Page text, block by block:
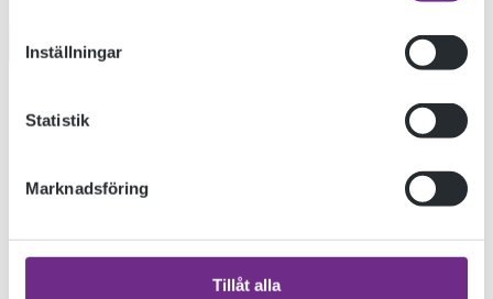
Inställningar
Statistik
Marknadsföring
Tillåt alla
Sommarkurserna går nu in på sin andra vecka och vi har
flera olika kurser den här veckan, bl.a. Rumslighet-Stilleben-
Landskap och Workshop i färggrafik som bilderna visar.
Andra kurser är Makrofotografering, Insikter om insekter,